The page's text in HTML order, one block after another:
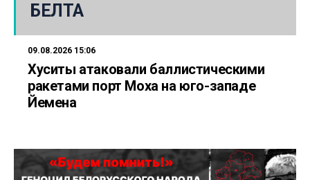
БЕЛТА
09.08.2026 15:06
Хуситы атаковали баллистическими
ракетами порт Моха на юго-западе
Йемена